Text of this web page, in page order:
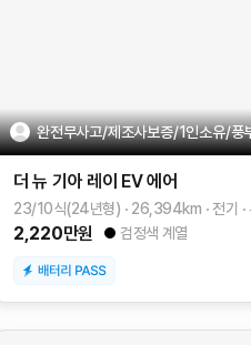
완전무사고/제조사보증/1인소유/풍
더 뉴 기아 레이 EV에어
23/10식(24년형) 26,394km 전기
2,220만원 검정색 계열